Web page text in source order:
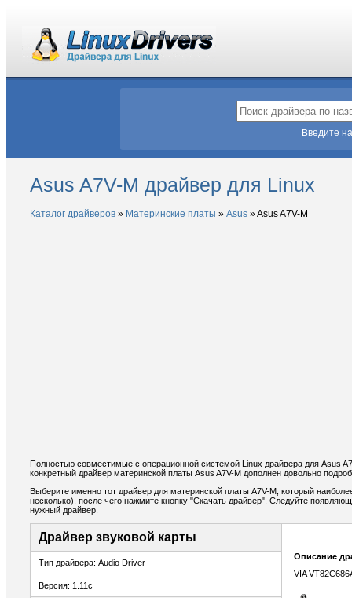
Введите
Asus A7V-M драйвер для Linux
Каталог драйверов » Материнские платы » Asus »Asus A7V-M
Полностью совместимые с операционной системой Linux драйвера для Asus
конкретный драйвер материнской платы Asus A7V-M дополнен довольно
Выберите именно тот драйвер для материнской платы A7V-M, который
несколько), после чего нажмите кнопку "Скачать драйвер". Следуйте
нужный драйвер.
Драйвер звуковой карты
Тип драйвера: Audio Driver
Версия: 1.11c
Описание
VIA